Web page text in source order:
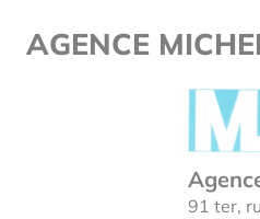
AGENCE
91 ter,